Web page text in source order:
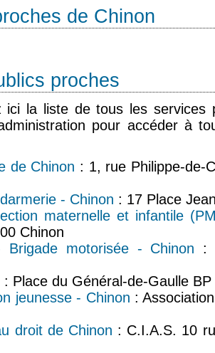
de Chinon
proches
ici la liste de tous les services
pour accéder à
de Chinon : 1, rue Philippe-de-
- Chinon : 17 Place
maternelle et infantile
Chinon
Brigade motorisée - Chinon :
: Place du Général-de-Gaulle
jeunesse - Chinon :
droit de Chinon : C.I.A.S. 10